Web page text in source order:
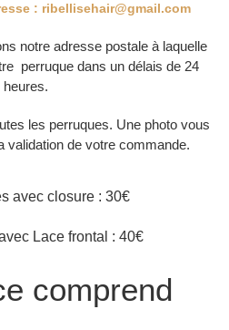
: ribellisehair@gmail.com
notre adresse postale à laquelle
perruque dans un délais de 24
heures.
les perruques. Une photo vous
validation de votre commande.
avec closure : 30€
Lace frontal : 40€
comprend